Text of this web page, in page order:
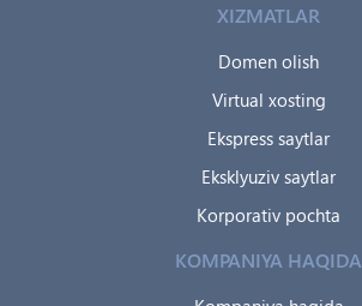
XIZMATLAR
Domen olish
Virtual xosting
Ekspress saytlar
Eksklyuziv saytlar
Korporativ pochta
KOMPANIYA HAQIDA